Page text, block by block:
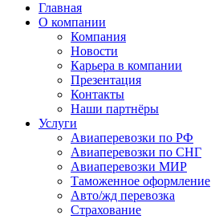
Главная
О компании
Компания
Новости
Карьера в компании
Презентация
Контакты
Наши партнёры
Услуги
Авиаперевозки по РФ
Авиаперевозки по СНГ
Авиаперевозки МИР
Таможенное оформление
Авто/жд перевозка
Страхование